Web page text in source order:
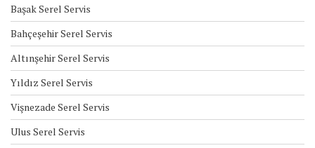
Başak Serel Servis
Bahçeşehir Serel Servis
Altınşehir Serel Servis
Yıldız Serel Servis
Vişnezade Serel Servis
Ulus Serel Servis